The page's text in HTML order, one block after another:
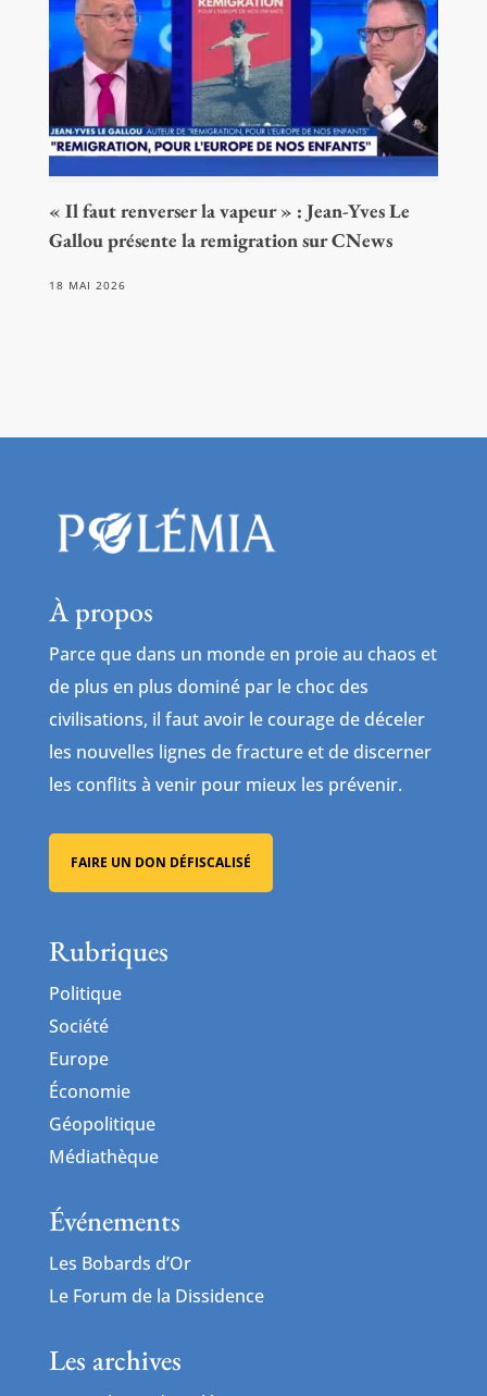
« Il faut renverser la vapeur » : Jean-Yves Le
Gallou présente la remigration sur CNews
18 MAI 2026
À propos
Parce que dans un monde en proie au chaos et
de plus en plus dominé par le choc des
civilisations, il faut avoir le courage de déceler
les nouvelles lignes de fracture et de discerner
les conflits à venir pour mieux les prévenir.
FAIRE UN DON DÉFISCALISÉ
Rubriques
Politique
Société
Europe
Économie
Géopolitique
Médiathèque
Événements
Les Bobards d’Or
Le Forum de la Dissidence
Les archives